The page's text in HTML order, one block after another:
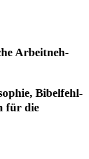
Arbeit­neh­
Bibel­fehl­
für die